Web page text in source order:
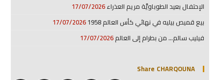
الإحتفال بعيد الطوباويَّة مريم العذراء17/07/2026
بيع قميص بيليه في نهائي كأس العالم 1958
17/07/2026
فيليب سالم… من بطرام إلى العالم17/07/2026
Share CHARQOUNA